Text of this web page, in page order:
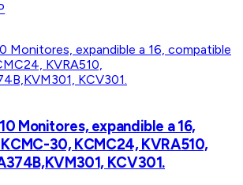
Monitores, expandible a 16,
30, KCMC24, KVRA510,
KCV301.